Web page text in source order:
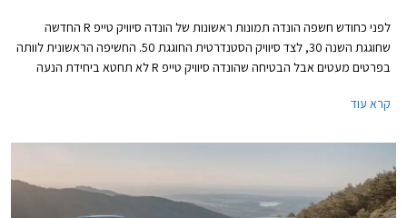
לפני כחודש חשפה הונדה תמונות ראשונות של הונדה סיוויק טייפ R החדשה
שחוגגת השנה 30, לצד סיוויק הסטנדרטית החוגגת 50. החשיפה הראשונית לוותה
בפרטים מעטים אבל הבטיחה שהונדה סיוויק טייפ R לא תחטא ביחידת הנעה
קרא עוד